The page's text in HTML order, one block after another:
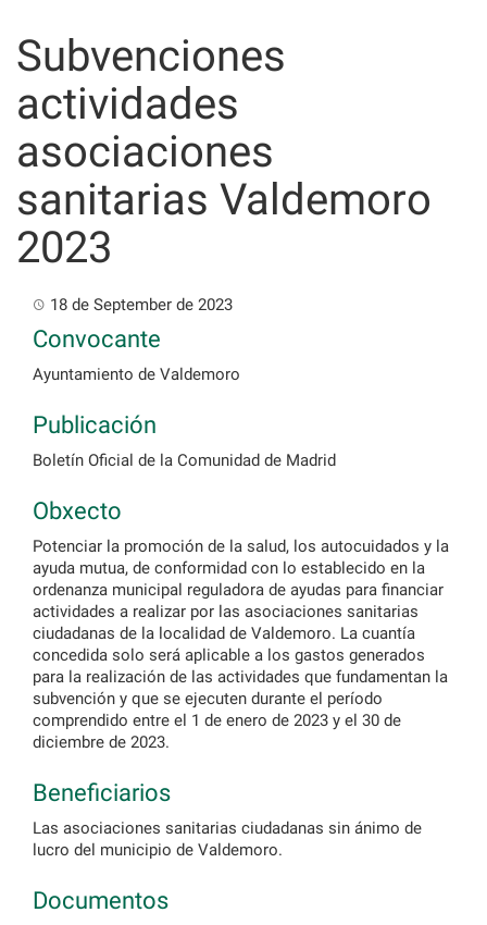
content
Subvenciones
actividades
asociaciones
sanitarias Valdemoro
2023
18 de September de 2023
Convocante
Ayuntamiento de Valdemoro
Publicación
Boletín Oficial de la Comunidad de Madrid
Obxecto
Potenciar la promoción de la salud, los autocuidados y la
ayuda mutua, de conformidad con lo establecido en la
ordenanza municipal reguladora de ayudas para financiar
actividades a realizar por las asociaciones sanitarias
ciudadanas de la localidad de Valdemoro. La cuantía
concedida solo será aplicable a los gastos generados
para la realización de las actividades que fundamentan la
subvención y que se ejecuten durante el período
comprendido entre el 1 de enero de 2023 y el 30 de
diciembre de 2023.
Beneficiarios
Las asociaciones sanitarias ciudadanas sin ánimo de
lucro del municipio de Valdemoro.
Documentos